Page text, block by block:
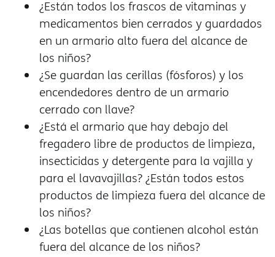
¿Están todos los frascos de vitaminas y
medicamentos bien cerrados y guardados
en un armario alto fuera del alcance de
los niños?
¿Se guardan las cerillas (fósforos) y los
encendedores dentro de un armario
cerrado con llave?
¿Está el armario que hay debajo del
fregadero libre de productos de limpieza,
insecticidas y detergente para la vajilla y
para el lavavajillas? ¿Están todos estos
productos de limpieza fuera del alcance de
los niños?
¿Las botellas que contienen alcohol están
fuera del alcance de los niños?